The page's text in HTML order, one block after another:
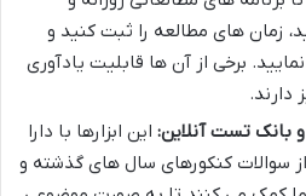
زمان های مطالعه را ثبت کنید و
برخی از آن ها قابلیت یادآوری
دارند.
و بانک تست آنلاین: این ابزارها با دارا
سوالات کنکورهای سال های گذشته و